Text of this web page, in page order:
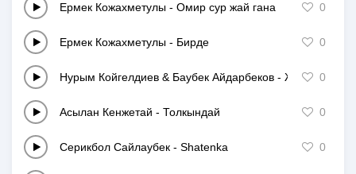
Ермек Кожахметулы - Омир сур жай гана 0
Ермек Кожахметулы - Бирде 0
Нурым Койгелдиев & Баубек Айдарбеков - Жазгы би
0
Асылан Кенжетай - Толкындай 0
Серикбол Сайлаубек - Shatenka 0